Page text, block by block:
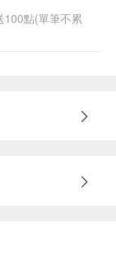
100點(單筆不累